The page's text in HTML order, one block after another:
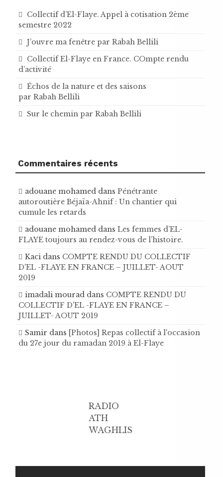
Collectif d’El-Flaye. Appel à cotisation 2ème
semestre 2022
J’ouvre ma fenêtre par Rabah Bellili
Collectif El-Flaye en France. COmpte rendu
d’activité
Échos de la nature et des saisons
par Rabah Bellili
Sur le chemin par Rabah Bellili
Commentaires récents
adouane mohamed dans Pénétrante
autoroutière Béjaïa-Ahnif : Un chantier qui
cumule les retards
adouane mohamed dans Les femmes d’EL-
FLAYE toujours au rendez-vous de l’histoire .
Kaci dans COMPTE RENDU DU COLLECTIF
D'EL -FLAYE EN FRANCE – JUILLET- AOUT
2019
imadali mourad dans COMPTE RENDU DU
COLLECTIF D'EL -FLAYE EN FRANCE –
JUILLET- AOUT 2019
Samir dans [Photos] Repas collectif à l'occasion
du 27e jour du ramadan 2019 à El-Flaye
RADIO
ATH
WAGHLIS